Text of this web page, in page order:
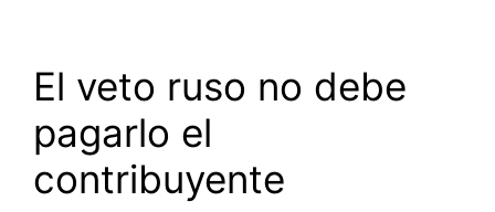
El veto ruso no debe
pagarlo el
contribuyente